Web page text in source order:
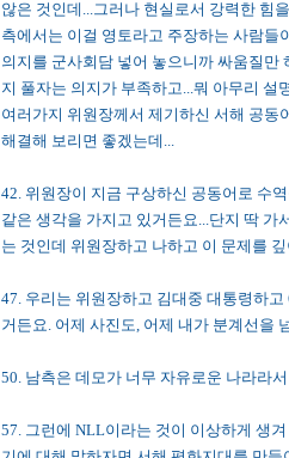
않은 것인데...그러나 현실로서 강력한 힘
측에서는 이걸 영토라고 주장하는 사람들
의지를 군사회담 넣어 놓으니까 싸움질만
지 풀자는 의지가 부족하고...뭐 아무리 설
여러가지 위원장께서 제기하신 서해 공동
해결해 보리면 좋겠는데...
42. 위원장이 지금 구상하신 공동어로 수
같은 생각을 가지고 있거든요...단지 딱
는 것인데 위원장하고 나하고 이 문제를
47. 우리는 위원장하고 김대중 대통령하
거든요. 어제 사진도, 어제 내가 분계선을
50. 남측은 데모가 너무 자유로운 나라라
57. 그런에 NLL이라는 것이 이상하게 생